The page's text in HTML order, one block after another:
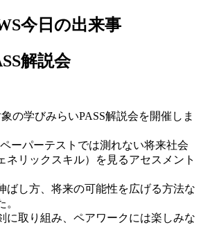
今日の出来事
解説会
の学びみらいPASS解説会を開催しま
ーパーテストでは測れない将来社会
ネリックスキル）を見るアセスメント
ばし方、将来の可能性を広げる方法な
に取り組み、ペアワークには楽しみな